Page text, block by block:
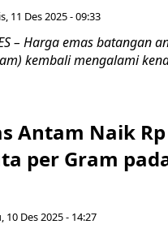
11 Des 2025 - 09:33
– Harga emas batangan
kembali mengalami
Antam Naik
per Gram
10 Des 2025 - 14:27